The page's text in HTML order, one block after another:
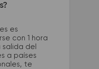
es
con 1 hora
del
a países
te